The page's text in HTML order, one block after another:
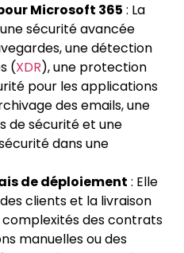
Microsoft 365 : La
sécurité avancée
une détection
(XDR), une protection
pour les applications
des emails, une
de sécurité et une
dans une
de déploiement : Elle
clients et la livraison
complexités des contrats
manuelles ou des